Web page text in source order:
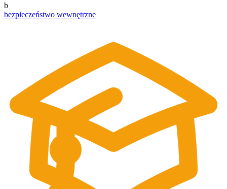
b
bezpieczeństwo wewnętrzne